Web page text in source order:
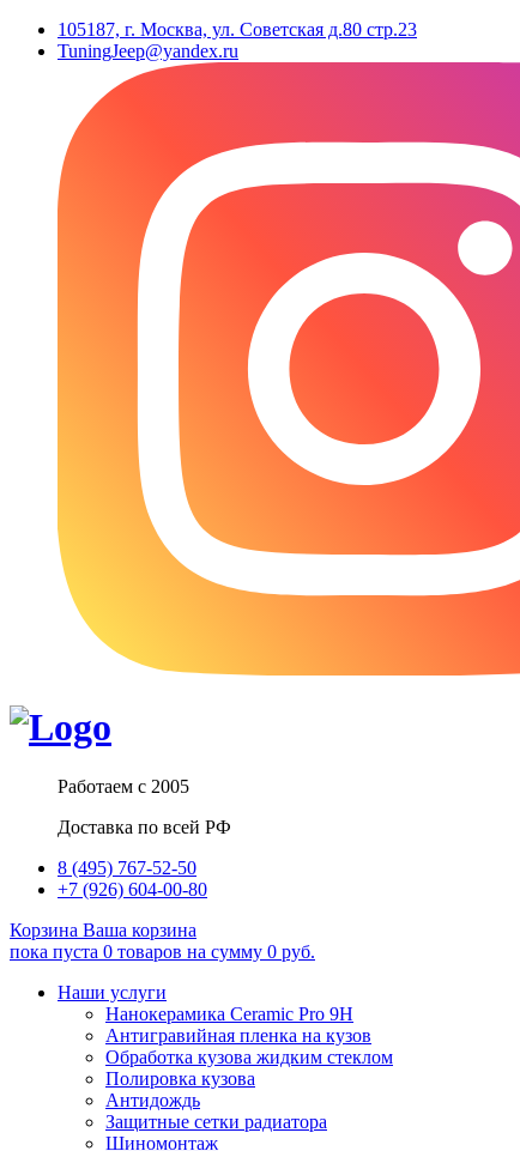
105187, г. Москва, ул. Советская д.80 стр.23
TuningJeep@yandex.ru
Работаем с 2005
Доставка по всей РФ
8 (495) 767-52-50
+7 (926) 604-00-80
Корзина Ваша корзина
пока пуста 0 товаров на сумму 0 руб.
Наши услуги
Нанокерамика Ceramic Pro 9H
Антигравийная пленка на кузов
Обработка кузова жидким стеклом
Полировка кузова
Антидождь
Защитные сетки радиатора
Шиномонтаж